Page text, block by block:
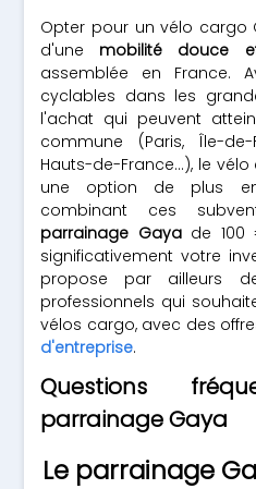
Opter pour un vélo cargo
d'une mobilité douce
assemblée en France.
cyclables dans les
l'achat qui peuvent
commune (Paris, Île-de-
Hauts-de-France…), le
une option de plus
combinant ces
parrainage Gayade 100
significativement votre
propose par ailleurs
professionnels qui
vélos cargo, avec des
d'entreprise.
Questions
parrainage Gaya
Le parrainage